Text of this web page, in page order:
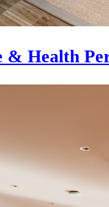
Health